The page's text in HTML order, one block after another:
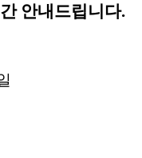
안내드립니다.